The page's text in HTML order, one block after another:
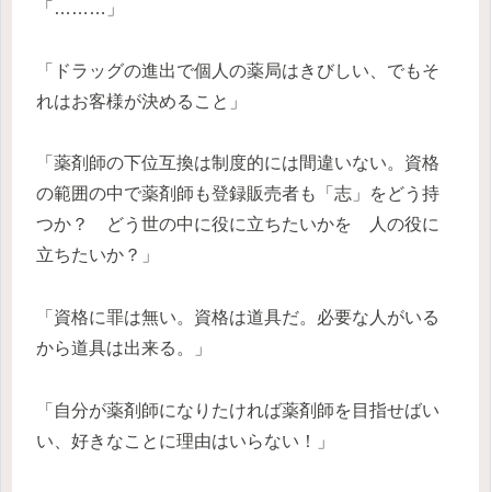
「………」
「ドラッグの進出で個人の薬局はきびしい、でもそ
れはお客様が決めること」
「薬剤師の下位互換は制度的には間違いない。資格
の範囲の中で薬剤師も登録販売者も「志」をどう持
つか？ どう世の中に役に立ちたいかを 人の役に
立ちたいか？」
「資格に罪は無い。資格は道具だ。必要な人がいる
から道具は出来る。」
「自分が薬剤師になりたければ薬剤師を目指せばい
い、好きなことに理由はいらない！」